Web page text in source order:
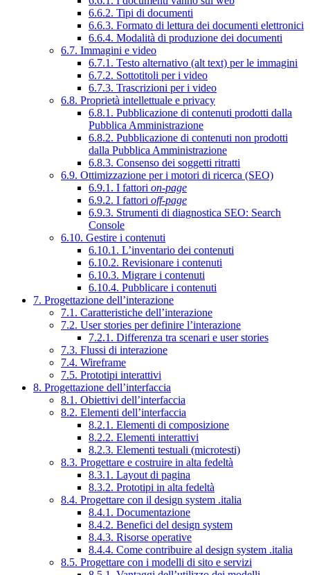
6.6.2. Tipi di documenti
6.6.3. Formato di lettura dei documenti elettronici
6.6.4. Modalità di produzione dei documenti
6.7. Immagini e video
6.7.1. Testo alternativo (alt text) per le immagini
6.7.2. Sottotitoli per i video
6.7.3. Trascrizioni per i video
6.8. Proprietà intellettuale e privacy
6.8.1. Pubblicazione di contenuti prodotti dalla
Pubblica Amministrazione
6.8.2. Pubblicazione di contenuti non prodotti
dalla Pubblica Amministrazione
6.8.3. Consenso dei soggetti ritratti
6.9. Ottimizzazione per i motori di ricerca (SEO)
6.9.1. I fattori on-page
6.9.2. I fattori off-page
6.9.3. Strumenti di diagnostica SEO: Search
Console
6.10. Gestire i contenuti
6.10.1. L’inventario dei contenuti
6.10.2. Revisionare i contenuti
6.10.3. Migrare i contenuti
6.10.4. Pubblicare i contenuti
7. Progettazione dell’interazione
7.1. Caratteristiche dell’interazione
7.2. User stories per definire l’interazione
7.2.1. Differenza tra scenari e user stories
7.3. Flussi di interazione
7.4. Wireframe
7.5. Prototipi interattivi
8. Progettazione dell’interfaccia
8.1. Obiettivi dell’interfaccia
8.2. Elementi dell’interfaccia
8.2.1. Elementi di composizione
8.2.2. Elementi interattivi
8.2.3. Elementi testuali (microtesti)
8.3. Progettare e costruire in alta fedeltà
8.3.1. Layout di pagina
8.3.2. Prototipi in alta fedeltà
8.4. Progettare con il design system .italia
8.4.1. Documentazione
8.4.2. Benefici del design system
8.4.3. Risorse operative
8.4.4. Come contribuire al design system .italia
8.5. Progettare con i modelli di sito e servizi